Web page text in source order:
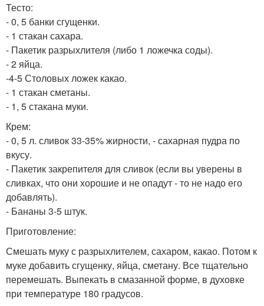
Тесто:
- 0, 5 банки сгущенки.
- 1 стакан сахара.
- Пакетик разрыхлителя (либо 1 ложечка соды).
- 2 яйца.
-4-5 Столовых ложек какао.
- 1 стакан сметаны.
- 1, 5 стакана муки.
Крем:
- 0, 5 л. сливок 33-35% жирности, - сахарная пудра по
вкусу.
- Пакетик закрепителя для сливок (если вы уверены в
сливках, что они хорошие и не опадут - то не надо его
добавлять).
- Бананы 3-5 штук.
Приготовление:
Смешать муку с разрыхлителем, сахаром, какао. Потом к
муке добавить сгущенку, яйца, сметану. Все тщательно
перемешать. Выпекать в смазанной форме, в духовке
при температуре 180 градусов.